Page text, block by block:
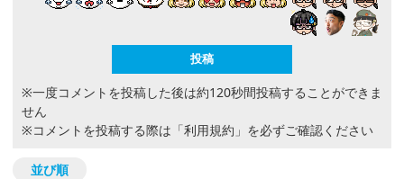
※一度コメントを投稿した後は約120秒間投稿することができま
せん
※コメントを投稿する際は 「利用規約」 を必ずご確認ください
並び順